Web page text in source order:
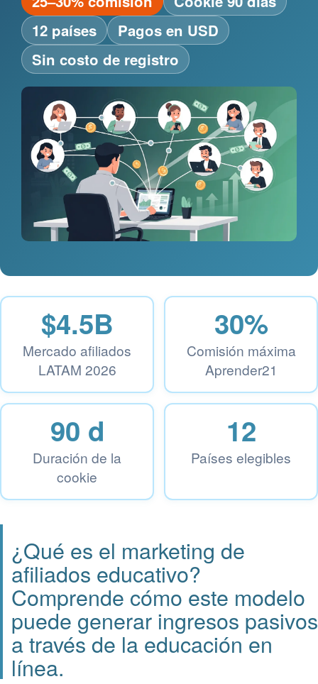
12 países
Pagos en USD
Sin costo de registro
$4.5B
Mercado afiliados
LATAM 2026
30%
Comisión máxima
Aprender21
90 d
Duración de la
cookie
12
Países elegibles
¿Qué es el marketing de
afiliados educativo?
Comprende cómo este modelo
puede generar ingresos pasivos
a través de la educación en
línea.